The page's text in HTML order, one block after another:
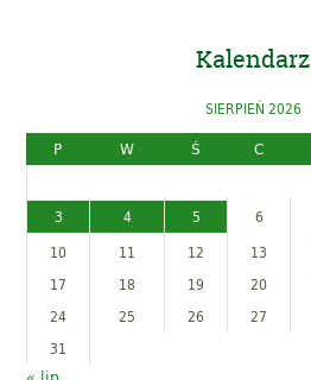
Kalendarz
SIERPIEŃ 2026
P
W Ś C
3
4 5 6
10
11 12 13
17
18 19 20
24
25 26 27
31